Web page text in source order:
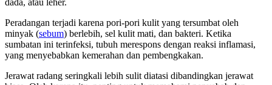
dada, atau leher.
Peradangan terjadi karena pori-pori kulit yang tersumbat oleh
minyak (sebum) berlebih, sel kulit mati, dan bakteri. Ketika
sumbatan ini terinfeksi, tubuh merespons dengan reaksi inflamasi,
yang menyebabkan kemerahan dan pembengkakan.
Jerawat radang seringkali lebih sulit diatasi dibandingkan jerawat